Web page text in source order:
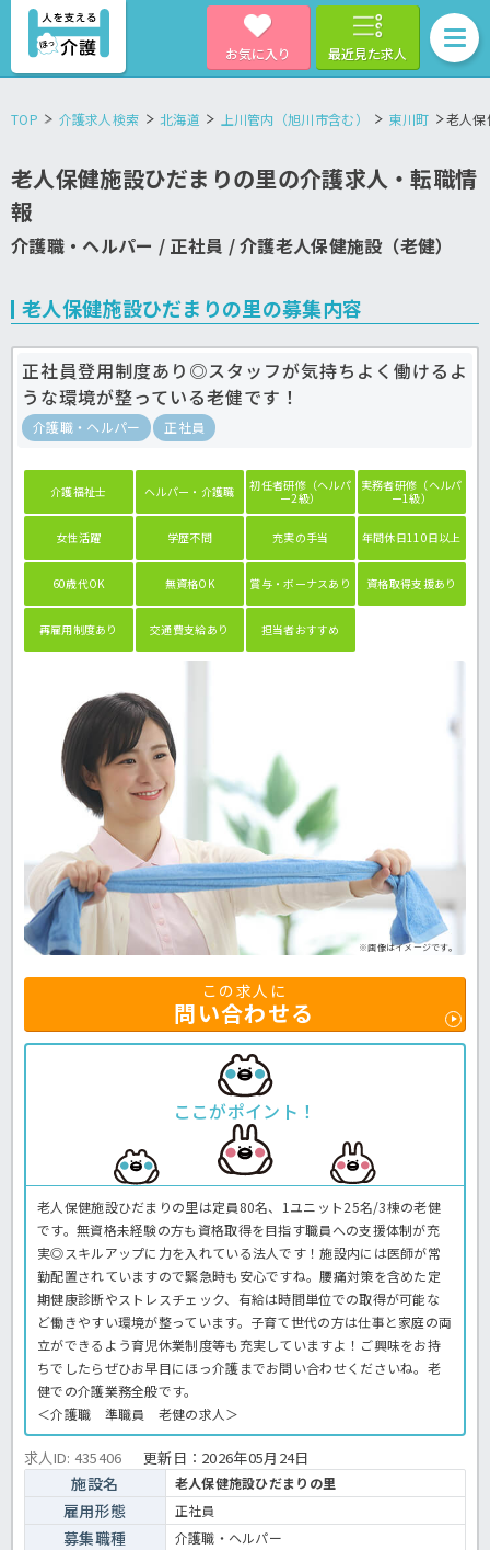
お気に入り 最近見た求人
TOP 介護求人検索 北海道 上川管内（旭川市含む） 東川町 老人
老人保健施設ひだまりの里の介護求人・転職情
報
介護職・ヘルパー / 正社員 / 介護老人保健施設（老健）
老人保健施設ひだまりの里の募集内容
正社員登用制度あり◎スタッフが気持ちよく働けるよ
うな環境が整っている老健です！
介護職・ヘルパー 正社員
介護福祉士 ヘルパー・介護職
初任者研修（ヘルパ
ー2級）
実務者研修（ヘルパ
ー1級）
女性活躍 学歴不問 充実の手当 年間休日110日以上
60歳代OK 無資格OK 賞与・ボーナスあり 資格取得支援あり
再雇用制度あり 交通費支給あり 担当者おすすめ
※画像はイメージです。
この求人に
問い合わせる
ここがポイント！
老人保健施設ひだまりの里は定員80名、1ユニット25名/3棟の老健
です。無資格未経験の方も資格取得を目指す職員への支援体制が充
実◎スキルアップに力を入れている法人です！施設内には医師が常
勤配置されていますので緊急時も安心ですね。腰痛対策を含めた定
期健康診断やストレスチェック、有給は時間単位での取得が可能な
ど働きやすい環境が整っています。子育て世代の方は仕事と家庭の両
立ができるよう育児休業制度等も充実していますよ！ご興味をお持
ちでしたらぜひお早目にほっ介護までお問い合わせくださいね。老
健での介護業務全般です。
＜介護職 準職員 老健の求人＞
求人ID: 435406 更新日： 2026年05月24日
施設名 老人保健施設ひだまりの里
雇用形態 正社員
募集職種 介護職・ヘルパー